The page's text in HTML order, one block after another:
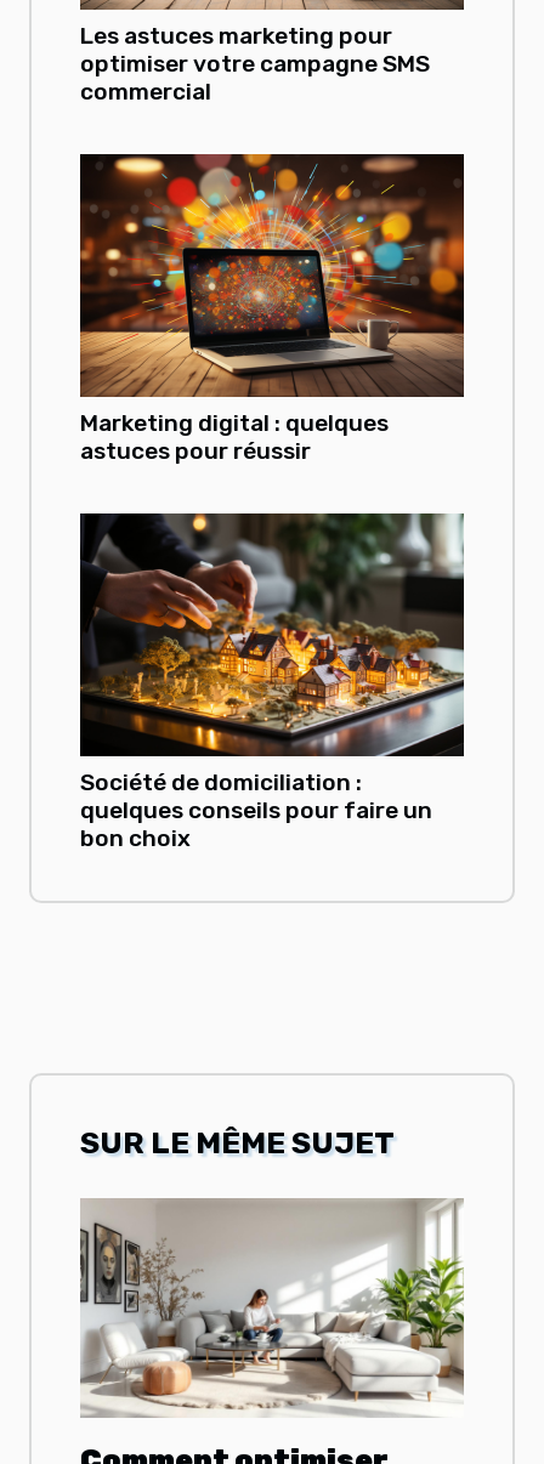
Les astuces marketing pour
optimiser votre campagne SMS
commercial
Marketing digital : quelques
astuces pour réussir
Société de domiciliation :
quelques conseils pour faire un
bon choix
SUR LE MÊME SUJET